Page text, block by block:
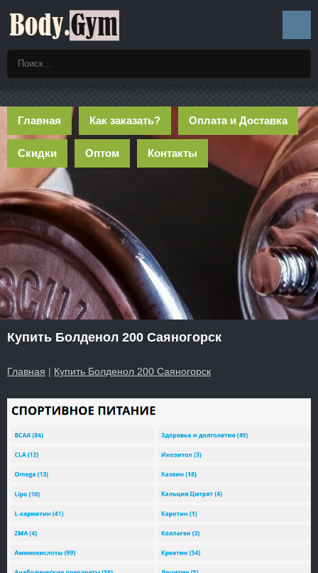
Главная Как заказать? Оплата и Доставка
Скидки Оптом Контакты
Купить Болденол 200 Саяногорск
Главная | Купить Болденол 200 Саяногорск